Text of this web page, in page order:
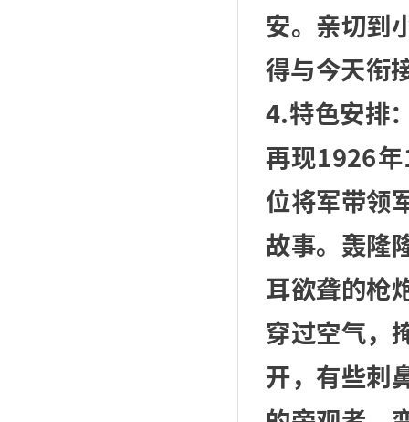
安。亲切到
得与今天衔
4.特色安排
再现1926
位将军带领
故事。轰隆
耳欲聋的枪
穿过空气，
开，有些刺